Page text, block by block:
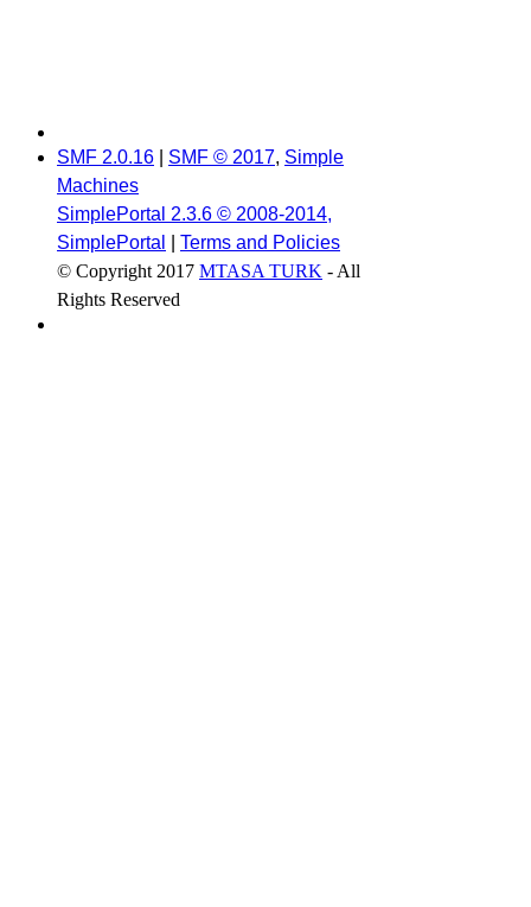
SMF 2.0.16 SMF © 2017, Simple
Machines
SimplePortal 2.3.6 © 2008-2014,
SimplePortal
Terms and Policies
© Copyright 2017 MTASA TURK - All
Rights Reserved